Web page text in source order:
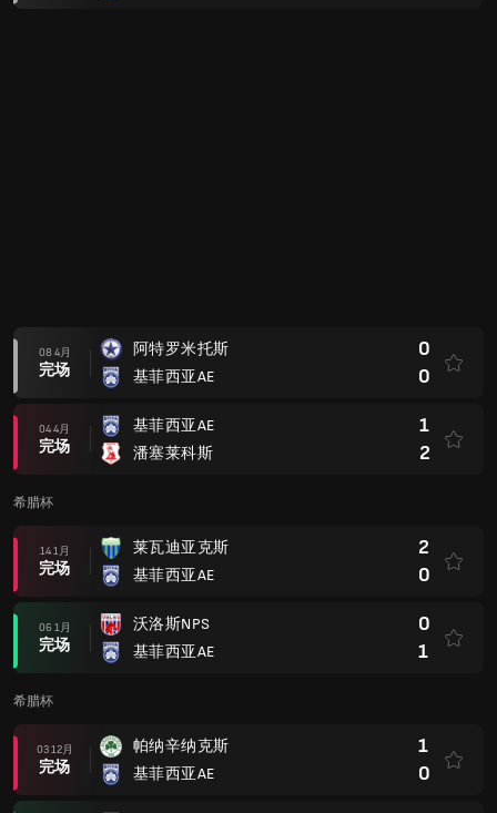
基菲西亚AE
1
希腊杯
03 12月
完场
帕纳辛纳克斯
基菲西亚AE
1
0
28 10月
卡利地亚雅典
1
卡瓦拉
基菲西亚AE
1
1
基菲西亚AE
1
希腊杯
卡尔季察 文艺复兴
1